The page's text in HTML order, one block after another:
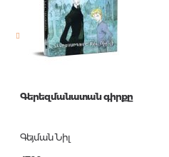
Գերեզմանատան գիրքը
Գեյման Նիլ